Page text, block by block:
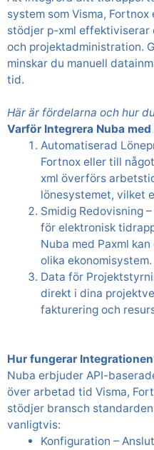
system som Visma,
stödjer p-xml effektiviserar
och projektadministration.
minskar du manuell
tid.
Här är fördelarna och hur
Varför Integrera Nuba
Automatiserad
Fortnox eller till
xml överförs
lönesystemet, vilket
Smidig Redovisning
för elektronisk
Nuba med Paxml
olika ekonomisystem.
Data för
direkt i dina
fakturering och
Hur fungerar
Nuba erbjuder API-
över arbetad tid Visma,
stödjer bransch
vanligtvis:
Konfiguration –